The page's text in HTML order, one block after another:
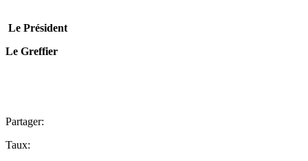
Le Président
Le Greffier
Partager:
Taux: